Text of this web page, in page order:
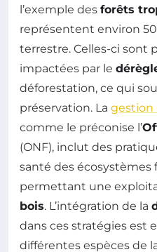
l’exemple des forêts
représentent environ
terrestre. Celles-ci sont
impactées par le
déforestation, ce qui
préservation. La gestion
comme le préconise l’
(ONF), inclut des
santé des écosystèmes
permettant une
bois. L’intégration de la
dans ces stratégies est
différentes espèces de